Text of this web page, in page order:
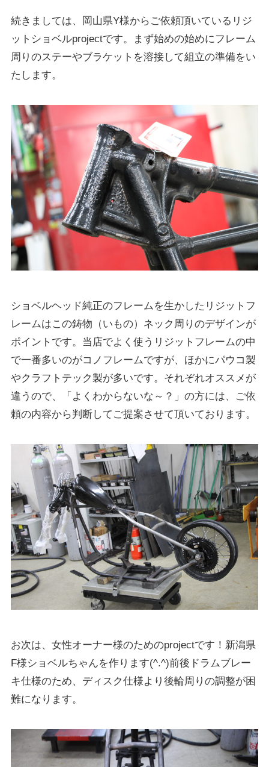
続きましては、岡山県Y様からご依頼頂いているリジ
ットショベルprojectです。まず始めの始めにフレーム
周りのステーやブラケットを溶接して組立の準備をい
たします。
ショベルヘッド純正のフレームを生かしたリジットフ
レームはこの鋳物（いもの）ネック周りのデザインが
ポイントです。当店でよく使うリジットフレームの中
で一番多いのがコノフレームですが、ほかにパウコ製
やクラフトテック製が多いです。それぞれオススメが
違うので、「よくわからないな～？」の方には、ご依
頼の内容から判断してご提案させて頂いております。
お次は、女性オーナー様のためのprojectです！新潟県
F様ショベルちゃんを作ります(^.^)前後ドラムブレー
キ仕様のため、ディスク仕様より後輪周りの調整が困
難になります。